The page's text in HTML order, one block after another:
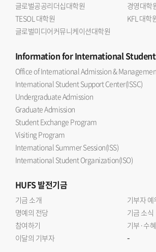
글로벌공공리더십대학원
경영대학
TESOL 대학원
KFL 대학
글로벌미디어커뮤니케이션대학원
Informationfor International
Office of International Admission &
International Student Support Center(ISSC)
Undergraduate Admission
Graduate Admission
Student Exchange Program
Visiting Program
International Summer Session(ISS)
International Student Organization(ISO)
HUFS발전기금
기금 소개
기부자 예
명예의 전당
기금 소식
참여하기
기부·수
이달의 기부자
-